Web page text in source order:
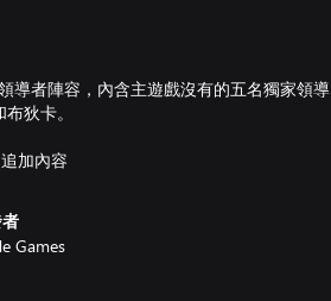
導者陣容，內含主遊戲沒有的五名獨家領導
狄卡。
者
Games